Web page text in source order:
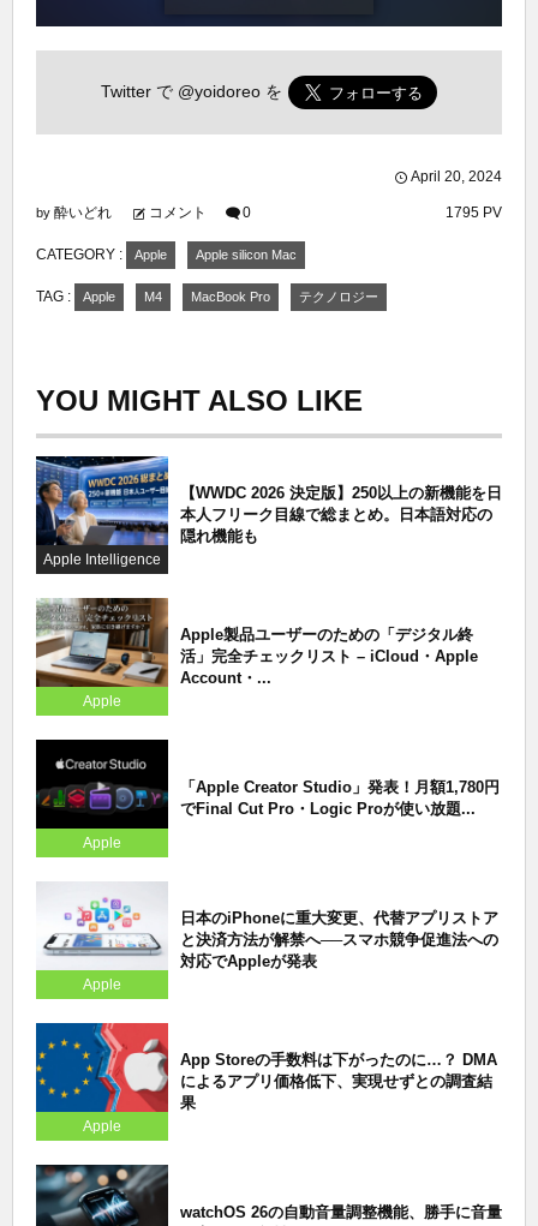
Twitter で @yoidoreo を
April 20, 2024
by 酔いどれ コメント 0 1795 PV
CATEGORY : Apple Apple silicon Mac
TAG : Apple M4 MacBook Pro テクノロジー
YOU MIGHT ALSO LIKE
Apple Intelligence
【WWDC 2026 決定版】250以上の新機能を日
本人フリーク目線で総まとめ。日本語対応の
隠れ機能も
Apple
Apple製品ユーザーのための「デジタル終
活」完全チェックリスト – iCloud・Apple
Account・...
Apple
「Apple Creator Studio」発表！月額1,780円
でFinal Cut Pro・Logic Proが使い放題...
Apple
日本のiPhoneに重大変更、代替アプリストア
と決済方法が解禁へ──スマホ競争促進法への
対応でAppleが発表
Apple
App Storeの手数料は下がったのに…？ DMA
によるアプリ価格低下、実現せずとの調査結
果
watchOS 26の自動音量調整機能、勝手に音量